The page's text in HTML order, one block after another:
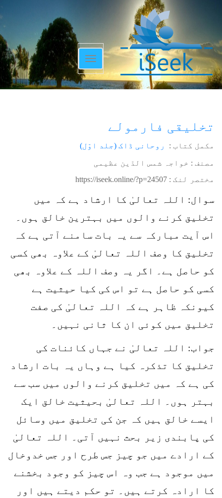
Toggle
navigation
تخلیقی فارمولے
مکمل کتاب : روحانی ڈاک (جلد اوّل)
مصنف : خواجہ شمس الدّین عظیمی
مختصر لنک : https://iseek.online/?p=24507
سوال: اللہ تعالیٰ کا ارشاد ہے کہ میں
تخلیق کرنے والوں میں بہترین خالق ہوں۔
اس آیت مبارکہ سے یہ بات سامنے آتی ہے کہ
تخلیق کا وصف اللہ تعالیٰ کے علاوہ بھی کسی
کو حاصل ہے۔ اگر یہ وصف اللہ کے علاوہ بھی
کسی کو حاصل ہے تو اس کی کیا حیثیت ہے
کیونکہ ظاہر ہے کہ اللہ تعالیٰ کی صفت
تخلیق میں کوئی ان کا ثانی نہیں۔
جواب: اللہ تعالیٰ نے جہاں کائنات کی
تخلیق کا تذکرہ کیا ہے وہاں یہ بات ارشاد
کی ہے کہ میں تخلیق کرنے والوں میں سب سے
بہتر ہوں۔ اللہ تعالیٰ بحیثیت خالق ایک
ایسے خالق ہیں کہ جن کی تخلیق میں وسائل
کی پابندی زیر بحث نہیں آتی۔ اللہ تعالیٰ
کے ارادے میں جو چیز جس طرح اور جس خدوخال
میں موجود ہے جب وہ اس چیز کو وجود بخشنے
کا ارادہ کرتے ہیں۔ تو حکم دیتے ہیں اور